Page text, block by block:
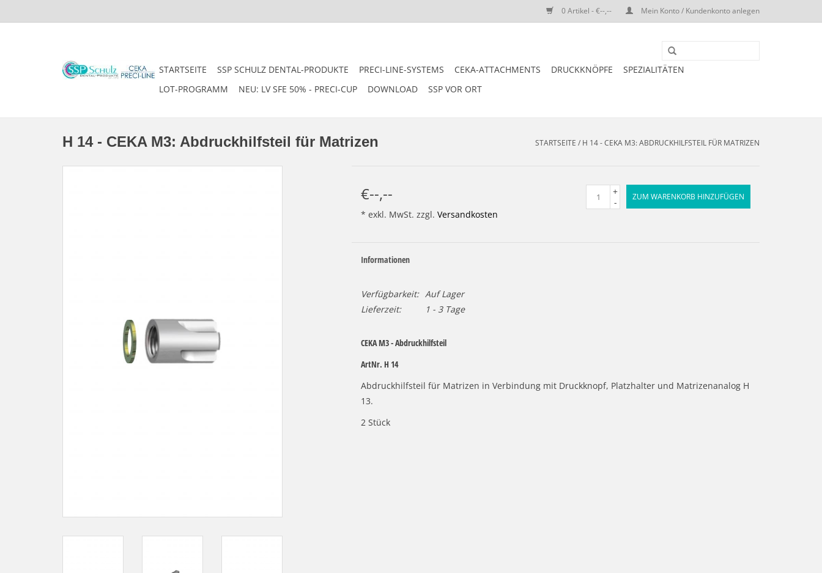
0 Artikel - €--,-- Mein Konto / Kundenkonto anlegen
STARTSEITE SSP SCHULZ DENTAL-PRODUKTE PRECI-LINE-SYSTEMS CEKA-ATTACHMENTS DRUCKKNÖPFE
SPEZIALITÄTEN
LOT-PROGRAMM
NEU: LV SFE 50% - PRECI-CUP DOWNLOAD SSP VOR ORT
H 14 - CEKA M3: Abdruckhilfsteil für Matrizen STARTSEITE / H 14 - CEKA M3: ABDRUCKHILFSTEIL FÜR MATRIZEN
€--,--
* exkl. MwSt. zzgl. Versandkosten
+
-
ZUM WARENKORB HINZUFÜGEN
Informationen
Verfügbarkeit: Auf Lager
Lieferzeit:
1 - 3 Tage
CEKA M3 - Abdruckhilfsteil
ArtNr. H 14
Abdruckhilfsteil für Matrizen in Verbindung mit Druckknopf, Platzhalter und Matrizenanalog H
13.
2 Stück